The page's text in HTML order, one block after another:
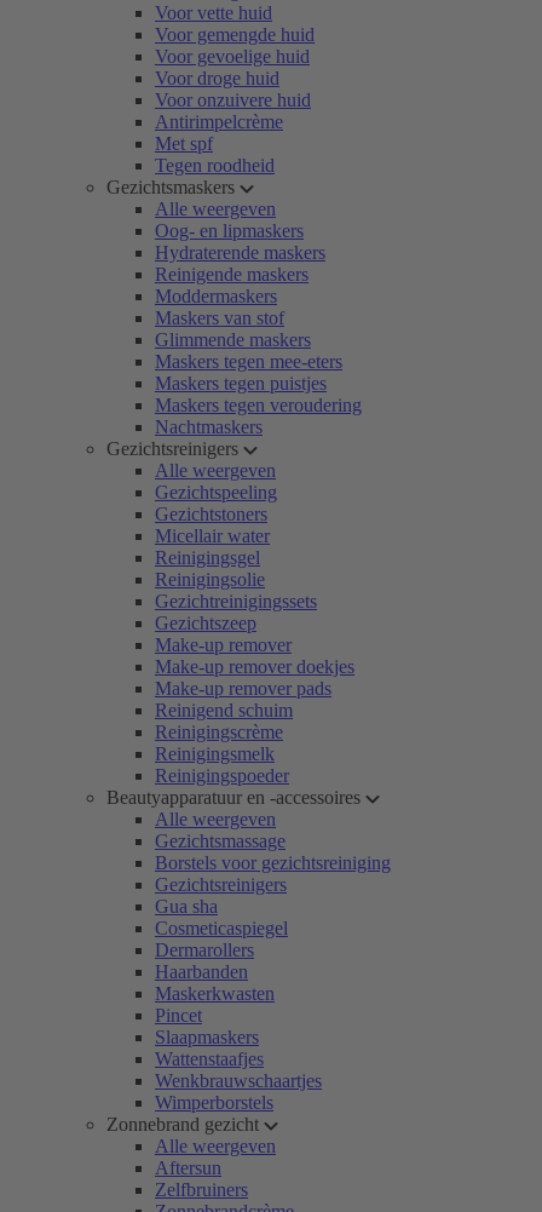
Voor vette huid
Voor gemengde huid
Voor gevoelige huid
Voor droge huid
Voor onzuivere huid
Antirimpelcrème
Met spf
Tegen roodheid
Gezichtsmaskers
Alle weergeven
Oog- en lipmaskers
Hydraterende maskers
Reinigende maskers
Moddermaskers
Maskers van stof
Glimmende maskers
Maskers tegen mee-eters
Maskers tegen puistjes
Maskers tegen veroudering
Nachtmaskers
Gezichtsreinigers
Alle weergeven
Gezichtspeeling
Gezichtstoners
Micellair water
Reinigingsgel
Reinigingsolie
Gezichtreinigingssets
Gezichtszeep
Make-up remover
Make-up remover doekjes
Make-up remover pads
Reinigend schuim
Reinigingscrème
Reinigingsmelk
Reinigingspoeder
Beautyapparatuur en -accessoires
Alle weergeven
Gezichtsmassage
Borstels voor gezichtsreiniging
Gezichtsreinigers
Gua sha
Cosmeticaspiegel
Dermarollers
Haarbanden
Maskerkwasten
Pincet
Slaapmaskers
Wattenstaafjes
Wenkbrauwschaartjes
Wimperborstels
Zonnebrand gezicht
Alle weergeven
Aftersun
Zelfbruiners